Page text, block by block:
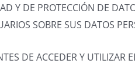
Y DE PROTECCIÓN DE
SOBRE SUS DATOS
DE ACCEDER Y UTILIZAR